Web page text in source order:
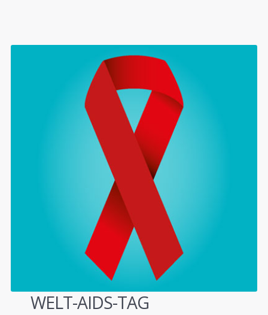
WELT-AIDS-TAG